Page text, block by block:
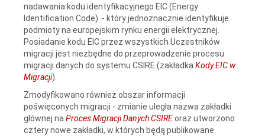
nadawania kodu identyfikacyjnego EIC (Energy
Identification Code) - który jednoznacznie identyfikuje
podmioty na europejskim rynku energii elektrycznej.
Posiadanie kodu EIC przez wszystkich Uczestników
migracji jest niezbędne do przeprowadzenie procesu
migracji danych do systemu CSIRE (zakładka Kody EIC w
Migracji).
Zmodyfikowano również obszar informacji
poświęconych migracji - zmianie uległa nazwa zakładki
głównej na Proces Migracji Danych CSIREoraz utworzono
cztery nowe zakładki, w których będą publikowane